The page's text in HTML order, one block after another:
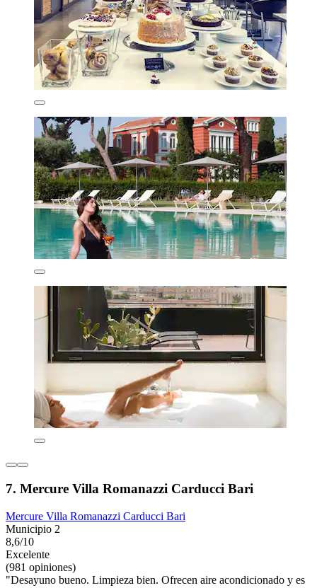
7. Mercure Villa Romanazzi Carducci Bari
Mercure Villa Romanazzi Carducci Bari
Municipio 2
8,6/10
Excelente
(981 opiniones)
"Desayuno bueno. Limpieza bien. Ofrecen aire acondicionado y es